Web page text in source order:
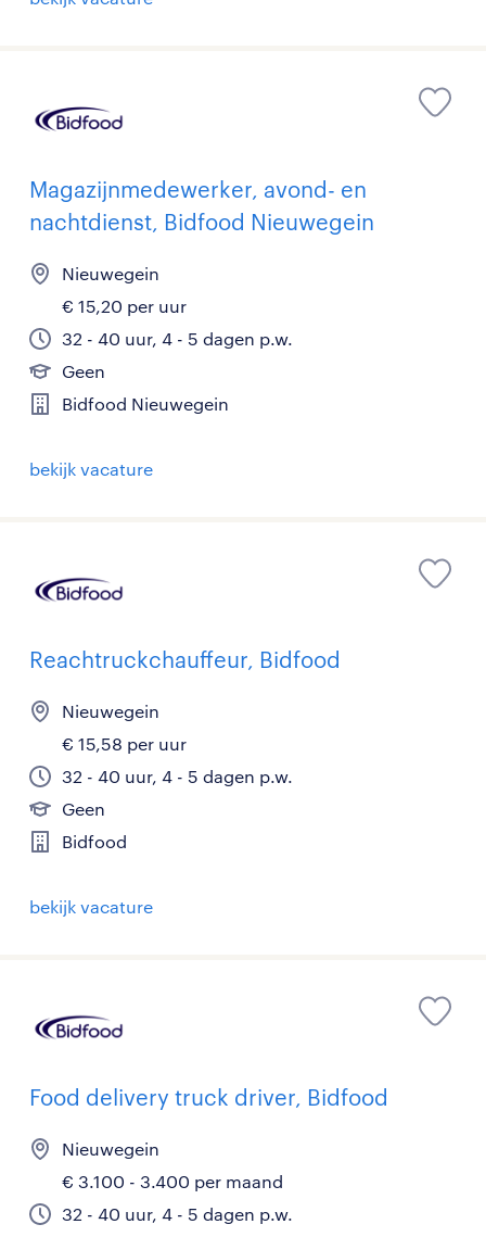
Magazijnmedewerker, avond- en
nachtdienst, Bidfood Nieuwegein
Nieuwegein
€ 15,20 per uur
32 - 40 uur, 4 - 5 dagen p.w.
Geen
Bidfood Nieuwegein
bekijk vacature
Reachtruckchauffeur, Bidfood
Nieuwegein
€ 15,58 per uur
32 - 40 uur, 4 - 5 dagen p.w.
Geen
Bidfood
bekijk vacature
Food delivery truck driver, Bidfood
Nieuwegein
€ 3.100 - 3.400 per maand
32 - 40 uur, 4 - 5 dagen p.w.